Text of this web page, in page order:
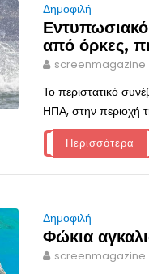
Δημοφιλή
από όρκες,
screenmagazine
Το περιστατικό
ΗΠΑ, στην περιοχή
Περισσότερα
Δημοφιλή
Φώκια
screenmagazine